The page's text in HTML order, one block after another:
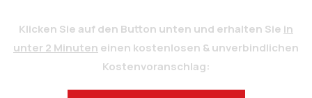
Klicken Sie auf den Button unten und erhalten Sie in
unter 2 Minuten einen kostenlosen & unverbindlichen
Kostenvoranschlag: